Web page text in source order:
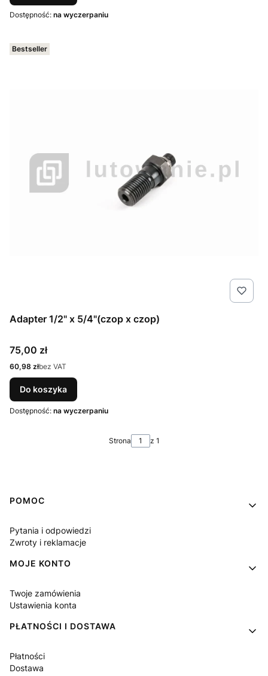
Dostępność: na wyczerpaniu
Bestseller
Adapter 1/2" x 5/4"(czop x czop)
Cena
75,00 zł
Cena
60,98 złbez VAT
Do koszyka
Dostępność: na wyczerpaniu
Strona z 1
Linki w stopce
POMOC
Pytania i odpowiedzi
Zwroty i reklamacje
MOJE KONTO
Twoje zamówienia
Ustawienia konta
PŁATNOŚCI I DOSTAWA
Płatności
Dostawa